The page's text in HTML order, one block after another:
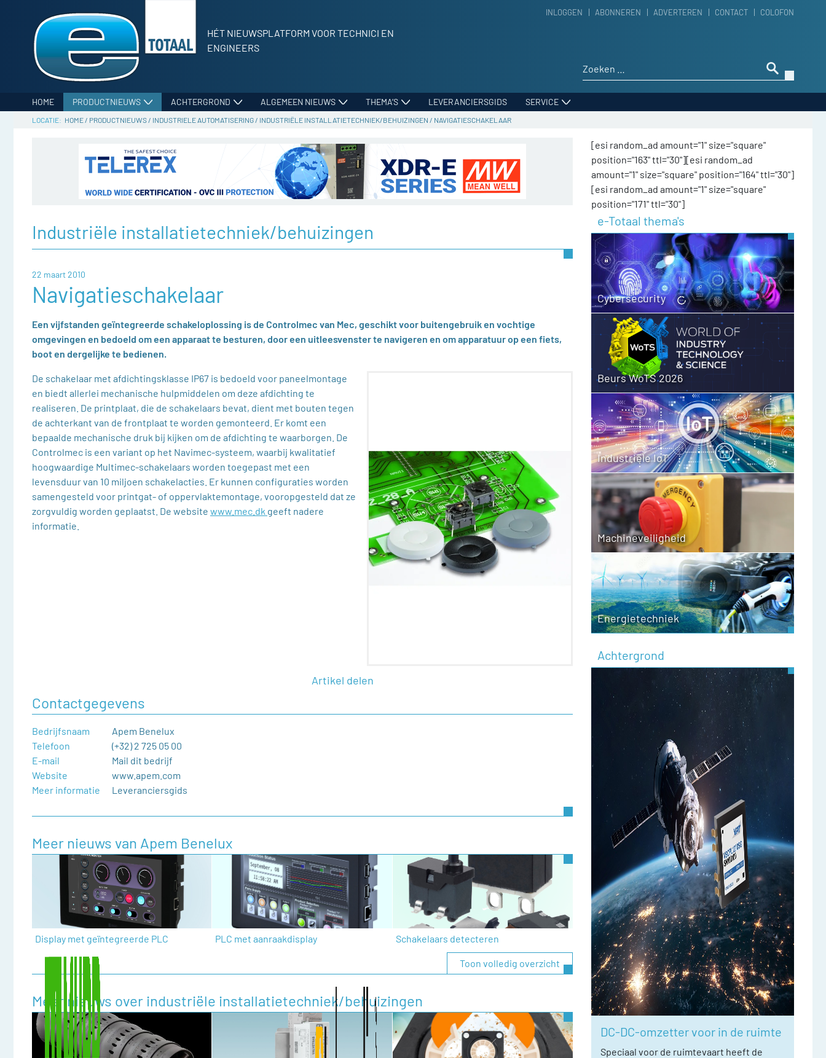
HÉT NIEUWSPLATFORM VOOR TECHNICI EN
ENGINEERS
INLOGGEN ABONNEREN ADVERTEREN CONTACT COLOFON
HOME PRODUCTNIEUWS ACHTERGROND ALGEMEEN NIEUWS THEMA’S LEVERANCIERSGIDS SERVICE
HOME/ PRODUCTNIEUWS/ INDUSTRIELE AUTOMATISERING/ INDUSTRIËLE INSTALLATIETECHNIEK/BEHUIZINGEN / NAVIGATIESCHAKELAAR
Industriële installatietechniek/behuizingen
22 maart 2010
Navigatieschakelaar
Een vijfstanden geïntegreerde schakeloplossing is de Controlmec van Mec, geschikt voor buitengebruik en vochtige
omgevingen en bedoeld om een apparaat te besturen, door een uitleesvenster te navigeren en om apparatuur op een fiets,
boot en dergelijke te bedienen.
De schakelaar met afdichtingsklasse IP67 is bedoeld voor paneelmontage
en biedt allerlei mechanische hulpmiddelen om deze afdichting te
realiseren. De printplaat, die de schakelaars bevat, dient met bouten tegen
de achterkant van de frontplaat te worden gemonteerd. Er komt een
bepaalde mechanische druk bij kijken om de afdichting te waarborgen. De
Controlmec is een variant op het Navimec-systeem, waarbij kwalitatief
hoogwaardige Multimec-schakelaars worden toegepast met een
levensduur van 10 miljoen schakelacties. Er kunnen configuraties worden
samengesteld voor printgat- of oppervlaktemontage, vooropgesteld dat ze
zorgvuldig worden geplaatst. De website www.mec.dk geeft nadere
informatie.
Artikel delen
Contactgegevens
Bedrijfsnaam
Apem Benelux
Telefoon
(+32) 2 725 05 00
E-mail
Mail dit bedrijf
Website
www.apem.com
Meer informatie
Leveranciersgids
Meer nieuws van Apem Benelux
Display met geïntegreerde PLC PLC met aanraakdisplay Schakelaars detecteren
Toon volledig overzicht
Meer nieuws over industriële installatietechniek/behuizingen
[esi random_ad amount="1" size="square"
position="163" ttl="30"][esi random_ad
amount="1" size="square" position="164" ttl="30"]
[esi random_ad amount="1" size="square"
position="171" ttl="30"]
e-Totaal thema's
Cybersecurity
Beurs WoTS 2026
Industriële IoT
Machineveiligheid
Energietechniek
Achtergrond
DC-DC-omzetter voor in de ruimte
Speciaal voor de ruimtevaart heeft de